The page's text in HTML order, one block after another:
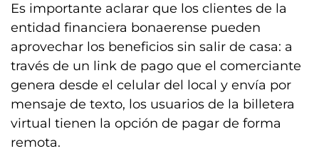
Es importante aclarar que los clientes de la
entidad financiera bonaerense pueden
aprovechar los beneficios sin salir de casa: a
través de un link de pago que el comerciante
genera desde el celular del local y envía por
mensaje de texto, los usuarios de la billetera
virtual tienen la opción de pagar de forma
remota.